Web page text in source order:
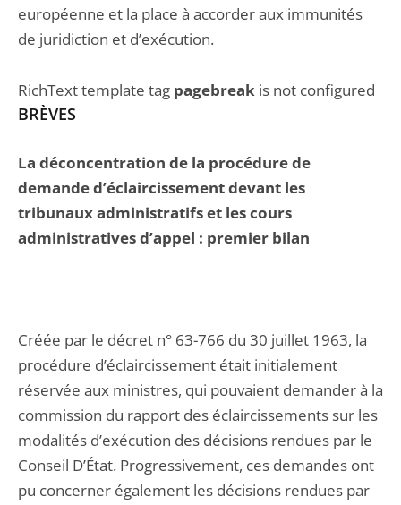
européenne et la place à accorder aux immunités
de juridiction et d’exécution.
RichText template tag pagebreak is not configured
BRÈVES
La déconcentration de la procédure de
demande d’éclaircissement devant les
tribunaux administratifs et les cours
administratives d’appel : premier bilan
Créée par le décret n° 63-766 du 30 juillet 1963, la
procédure d’éclaircissement était initialement
réservée aux ministres, qui pouvaient demander à la
commission du rapport des éclaircissements sur les
modalités d’exécution des décisions rendues par le
Conseil D’État. Progressivement, ces demandes ont
pu concerner également les décisions rendues par